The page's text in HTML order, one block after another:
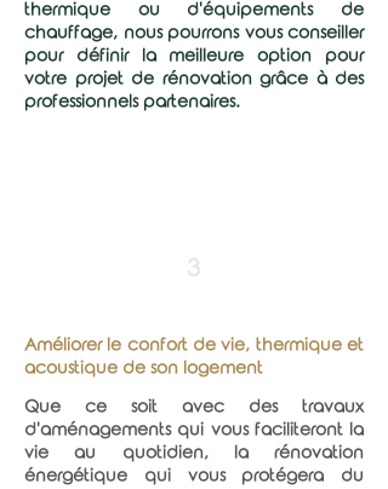
thermique ou d'équipements de
chauffage, nous pourrons vous conseiller
pour définir la meilleure option pour
votre projet de rénovation grâce à des
professionnels partenaires.
3
Améliorer le confort de vie, thermique et
acoustique de son logement
Que ce soit avec des travaux
d'aménagements qui vous faciliteront la
vie au quotidien, la rénovation
énergétique qui vous protégera du